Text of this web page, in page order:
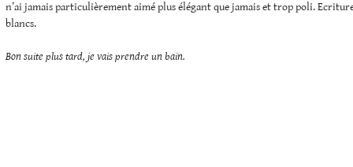
n’ai jamais particulièrement aimé plus élégant que jamais et trop poli.
blancs.
Bon suite plus tard, je vais prendre un bain.